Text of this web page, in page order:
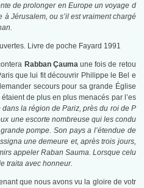
de prolonger en Europe un voyage d
Jérusalem, ou s’il est vraiment chargé
Livre de poche Fayard 1991
Rabban Çaumaune fois de retou
que lui fit découvrir Philippe le Bel e
secours pour sa grande Église
de plus en plus menacés par l’es
dans la région de Pariz, près du roi de P
une escorte nombreuse qui les condu
pompe. Son pays a l’étendue de
une demeure et, après trois jours,
appeler Raban Sauma. Lorsque celu
traita avec honneur.
que nous avons vu la gloire de votr